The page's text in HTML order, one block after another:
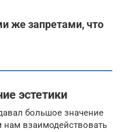
же запретами, что
эстетики
большое значение
взаимодействовать